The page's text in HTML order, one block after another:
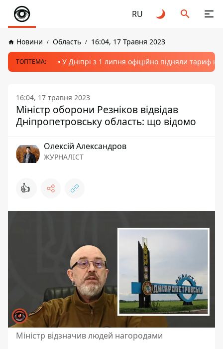
RU
Новини Область 16:04, 17 Травня 2023
ТОПТЕМА: У Дніпрі з 1 липня офіційно підняли тариф
16:04, 17 травня 2023
Міністр оборони Резніков відвідав
Дніпропетровську область: що відомо
Олексій Александров
ЖУРНАЛІСТ
👍
Міністр відзначив людей нагородами